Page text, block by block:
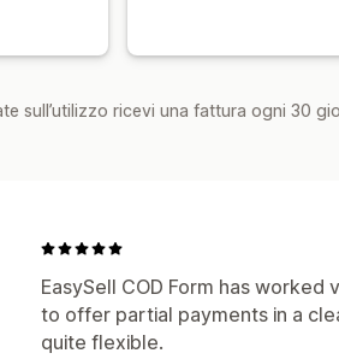
sull’utilizzo ricevi una fattura ogni 30
EasySell COD Form has
to offer partial payments in a
quite flexible.